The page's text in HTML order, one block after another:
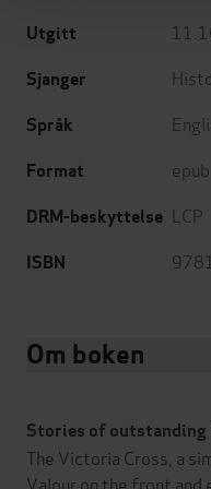
Utgitt
Sjanger
Språk
Format epub
DRM-beskyttelse LCP
ISBN
Om boken
Stories of
The Victoria Cross, a
Valour on the front